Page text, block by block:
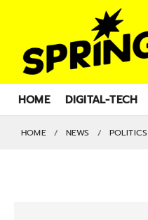
HOME DIGITAL-TECH
HOME NEWS POLITICS